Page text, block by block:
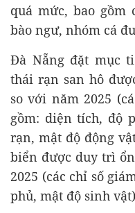
quá mức, bao gồm
bào ngư, nhóm cá
Đà Nẵng đặt mục
thái rạn san hô
so với năm 2025
gồm: diện tích, độ
rạn, mật độ động
biển được duy trì
2025 (các chỉ số
phủ, mật độ sinh